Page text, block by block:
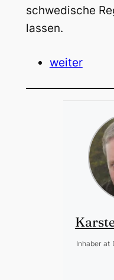
schwedische
lassen.
weiter
Inhaber at